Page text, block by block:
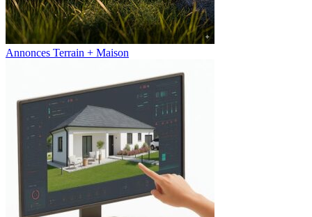
Annonces Terrain + Maison